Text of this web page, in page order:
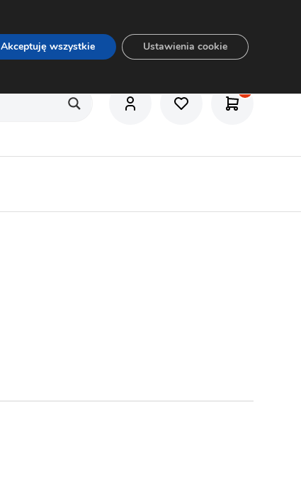
Akceptuję wszystkie Ustawienia cookie